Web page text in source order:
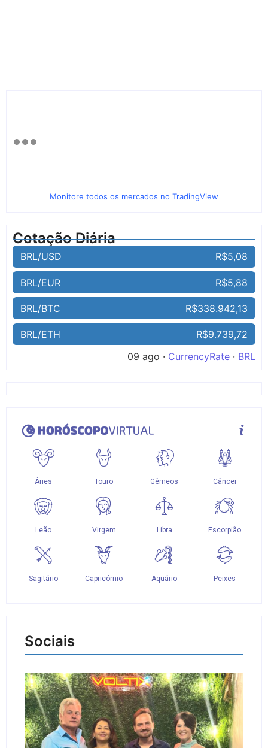
Monitore todos os mercados no TradingView
Cotação Diária
BRL/USD R$5,08
BRL/EUR R$5,88
BRL/BTC R$338.942,13
BRL/ETH
R$9.739,72
09 ago · CurrencyRate · BRL
Sociais